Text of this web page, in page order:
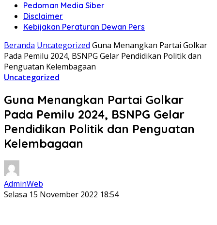
Pedoman Media Siber
Disclaimer
Kebijakan Peraturan Dewan Pers
Beranda Uncategorized Guna Menangkan Partai Golkar
Pada Pemilu 2024, BSNPG Gelar Pendidikan Politik dan
Penguatan Kelembagaan
Uncategorized
Guna Menangkan Partai Golkar
Pada Pemilu 2024, BSNPG Gelar
Pendidikan Politik dan Penguatan
Kelembagaan
AdminWeb
Selasa 15 November 2022 18:54